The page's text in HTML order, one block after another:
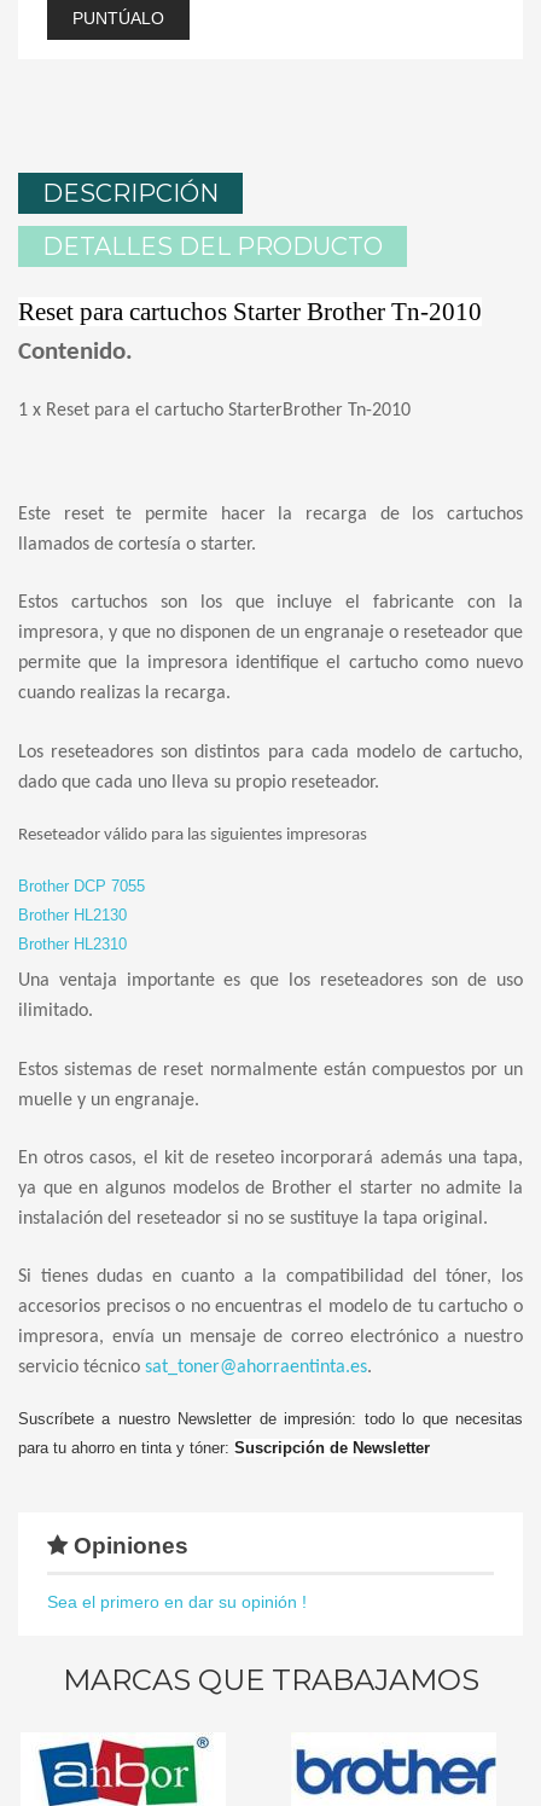
PUNTÚALO
DESCRIPCIÓN
DETALLES DEL PRODUCTO
Reset para cartuchos Starter Brother Tn-2010
Contenido.
1 x Reset para el cartucho StarterBrother Tn-2010
Este reset te permite hacer la recarga de los cartuchos
llamados de cortesía o starter.
Estos cartuchos son los que incluye el fabricante con la
impresora, y que no disponen de un engranaje o reseteador que
permite que la impresora identifique el cartucho como nuevo
cuando realizas la recarga.
Los reseteadores son distintos para cada modelo de cartucho,
dado que cada uno lleva su propio reseteador.
Reseteador válido para las siguientes impresoras
Brother DCP 7055
Brother HL2130
Brother HL2310
Una ventaja importante es que los reseteadores son de uso
ilimitado.
Estos sistemas de reset normalmente están compuestos por un
muelle y un engranaje.
En otros casos, el kit de reseteo incorporará además una tapa,
ya que en algunos modelos de Brother el starter no admite la
instalación del reseteador si no se sustituye la tapa original.
Si tienes dudas en cuanto a la compatibilidad del tóner, los
accesorios precisos o no encuentras el modelo de tu cartucho o
impresora, envía un mensaje de correo electrónico a nuestro
servicio técnico sat_toner@ahorraentinta.es.
Suscríbete a nuestro Newsletter de impresión: todo lo que necesitas
para tu ahorro en tinta y tóner: Suscripción de Newsletter
Opiniones
Sea el primero en dar su opinión !
MARCAS QUE TRABAJAMOS